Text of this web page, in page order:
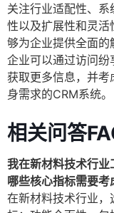
关注行业适配性、
性以及扩展性和灵
够为企业提供全面的
企业可以通过访问
获取更多信息，并考
身需求的CRM系统。
相关问答
我在新材料技术行
哪些核心指标需要考
在新材料技术行业